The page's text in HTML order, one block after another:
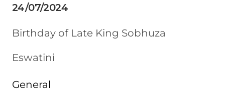
24/07/2024
Birthday of Late King Sobhuza
Eswatini
General